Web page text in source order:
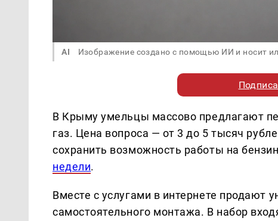
AI Изображение создано с помощью ИИ и носит
В Крыму умельцы массово предлагают
газ. Цена вопроса — от 3 до 5 тысяч
сохранить возможность работы на
недели.
Вместе с услугами в интернете продают
самостоятельного монтажа. В набор